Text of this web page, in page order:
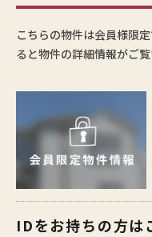
こちらの物件は会員様限
ると物件の詳細情報がご覧
IDをお持ちの方は